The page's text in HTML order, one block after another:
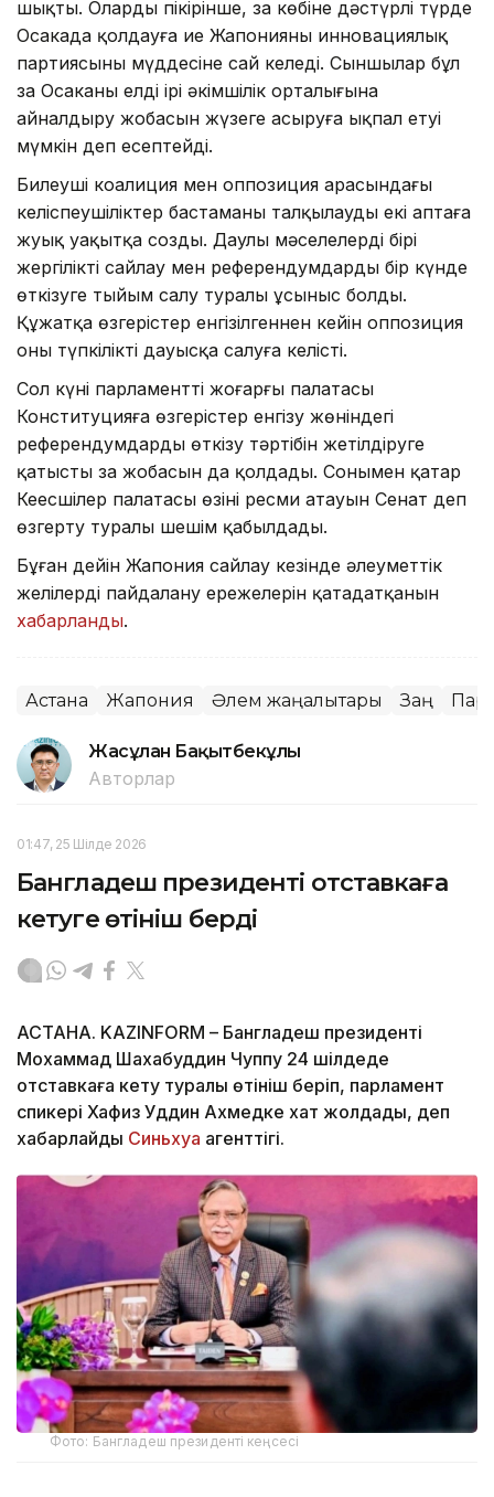
шықты. Олардың пікірінше, заң көбіне дәстүрлі түрде
Осакада қолдауға ие Жапонияның инновациялық
партиясының мүддесіне сай келеді. Сыншылар бұл
заң Осаканы елдің ірі әкімшілік орталығына
айналдыру жобасын жүзеге асыруға ықпал етуі
мүмкін деп есептейді.
Билеуші коалиция мен оппозиция арасындағы
келіспеушіліктер бастаманы талқылауды екі аптаға
жуық уақытқа созды. Даулы мәселелердің бірі
жергілікті сайлау мен референдумдарды бір күнде
өткізуге тыйым салу туралы ұсыныс болды.
Құжатқа өзгерістер енгізілгеннен кейін оппозиция
оны түпкілікті дауысқа салуға келісті.
Сол күні парламенттің жоғарғы палатасы
Конституцияға өзгерістер енгізу жөніндегі
референдумдарды өткізу тәртібін жетілдіруге
қатысты заң жобасын да қолдады. Сонымен қатар
Кеңесшілер палатасы өзінің ресми атауын Сенат деп
өзгерту туралы шешім қабылдады.
Бұған дейін Жапония сайлау кезінде әлеуметтік
желілерді пайдалану ережелерін қатаңдатқанын
хабарланды.
Астана Жапония Әлем жаңалықтары Заң
Жасұлан Бақытбекұлы
Авторлар
01:47, 25 Шілде 2026
Бангладеш президенті отставкаға
кетуге өтініш берді
АСТАНА. KAZINFORM – Бангладеш президенті
Мохаммад Шахабуддин Чуппу 24 шілдеде
отставкаға кету туралы өтініш беріп, парламент
спикері Хафиз Уддин Ахмедке хат жолдады, деп
хабарлайды Синьхуа агенттігі.
Фото: Бангладеш президенті кеңсесі